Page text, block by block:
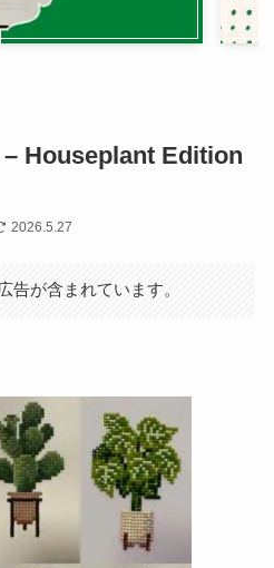
Houseplant Edition
2026.5.27
告が含まれています。